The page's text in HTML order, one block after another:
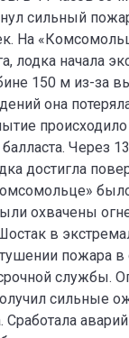
сильный
На
лодка начала
150 м из-за
она
происходило
Через
достигла
охвачены
в
пожара
службы.
сильные
Сработала